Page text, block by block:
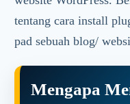
tentang cara install
pad sebuah blog/
Mengapa